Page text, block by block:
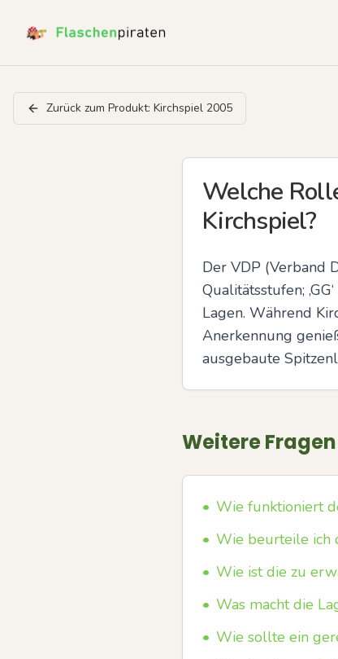
Zurück zum Produkt: Kirchspiel 2005
Welche
Kirchspiel?
Der VDP (Verband
Qualitätsstufen;
Lagen. Während
Anerkennung
ausgebaute
Weitere
• Wie funktioniert
• Wie beurteile ich
• Wie ist die zu
• Was macht die
• Wie sollte ein